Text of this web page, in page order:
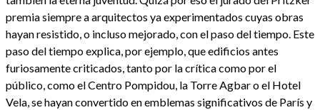
premia siempre a arquitectos ya experimentados cuyas obras
hayan resistido, o incluso mejorado, con el paso del tiempo. Este
paso del tiempo explica, por ejemplo, que edificios antes
furiosamente criticados, tanto por la crítica como por el
público, como el Centro Pompidou, la Torre Agbar o el Hotel
Vela, se hayan convertido en emblemas significativos de París y